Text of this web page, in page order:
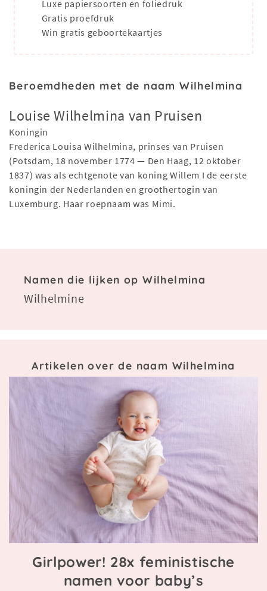
Luxe papiersoorten en foliedruk
Gratis proefdruk
Win gratis geboortekaartjes
Beroemdheden met de naam Wilhelmina
Louise Wilhelmina van Pruisen
Koningin
Frederica Louisa Wilhelmina, prinses van Pruisen
(Potsdam, 18 november 1774 — Den Haag, 12 oktober
1837) was als echtgenote van koning Willem I de eerste
koningin der Nederlanden en groothertogin van
Luxemburg. Haar roepnaam was Mimi.
Namen die lijken op Wilhelmina
Wilhelmine
Artikelen over de naam Wilhelmina
Girlpower! 28x feministische
namen voor baby’s